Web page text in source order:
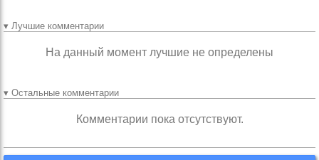
▾ Лучшие комментарии
На данный момент лучшие не определены
▾ Остальные комментарии
Комментарии пока отсутствуют.